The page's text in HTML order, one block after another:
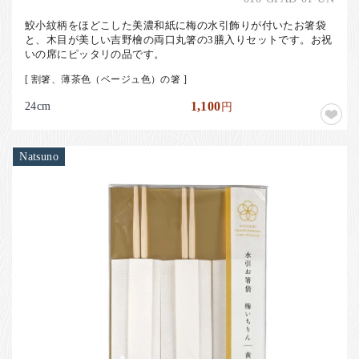
鮫小紋柄をほどこした美濃和紙に梅の水引飾りが付いたお箸袋
と、木目が美しい吉野檜の両口丸箸の3膳入りセットです。お祝
いの席にピッタリの品です。
[ 割箸、薄茶色（ベージュ色）の箸 ]
24cm 1,100円
Natsuno